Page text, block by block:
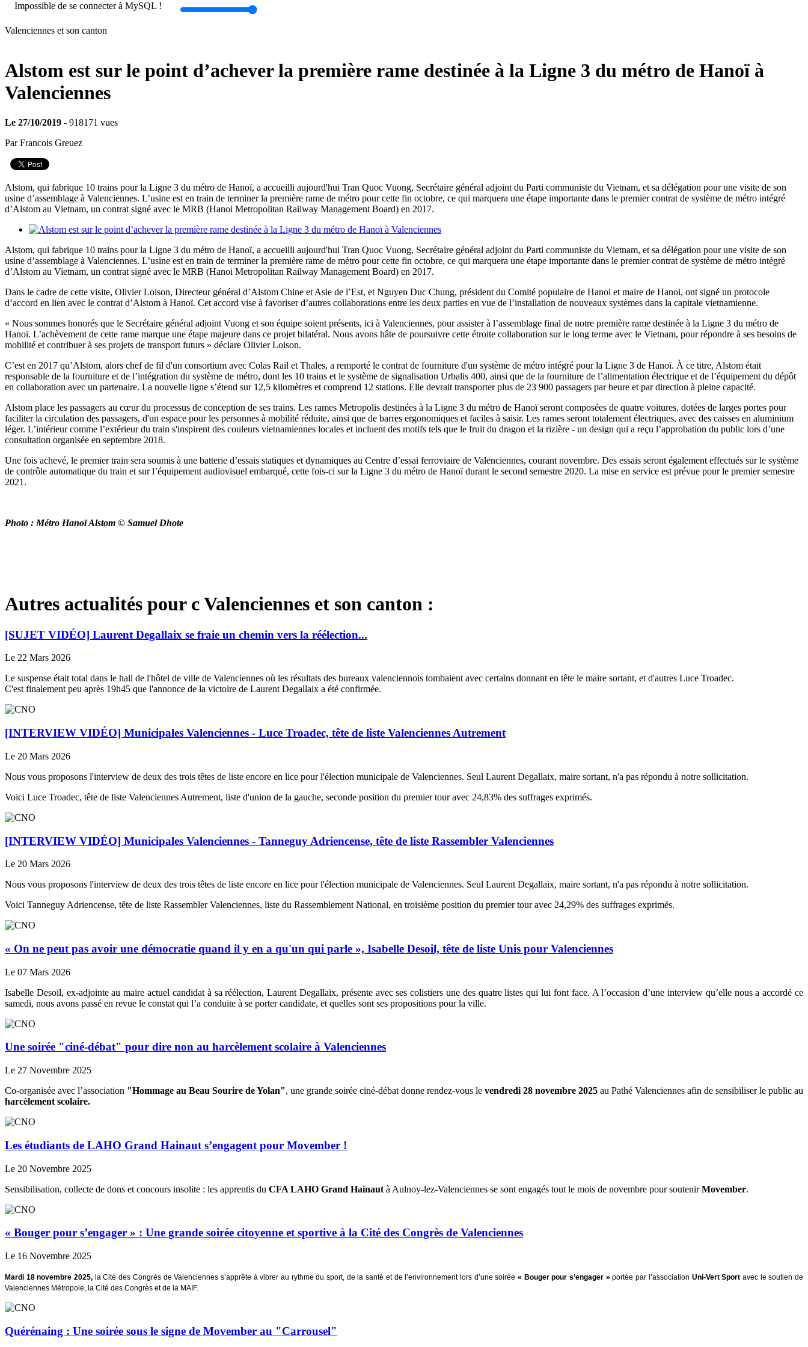
Impossible de se connecter à MySQL !
Valenciennes et son canton
Alstom est sur le point d’achever la première rame destinée à la Ligne 3 du métro de Hanoï à
Valenciennes
Le 27/10/2019 - 918171 vues
Par Francois Greuez
Alstom, qui fabrique 10 trains pour la Ligne 3 du métro de Hanoï, a accueilli aujourd'hui Tran Quoc Vuong, Secrétaire général adjoint du Parti communiste du Vietnam, et sa délégation pour une visite de son
usine d’assemblage à Valenciennes. L’usine est en train de terminer la première rame de métro pour cette fin octobre, ce qui marquera une étape importante dans le premier contrat de système de métro intégré
d’Alstom au Vietnam, un contrat signé avec le MRB (Hanoi Metropolitan Railway Management Board) en 2017.
Alstom, qui fabrique 10 trains pour la Ligne 3 du métro de Hanoï, a accueilli aujourd'hui Tran Quoc Vuong, Secrétaire général adjoint du Parti communiste du Vietnam, et sa délégation pour une visite de son
usine d’assemblage à Valenciennes. L’usine est en train de terminer la première rame de métro pour cette fin octobre, ce qui marquera une étape importante dans le premier contrat de système de métro intégré
d’Alstom au Vietnam, un contrat signé avec le MRB (Hanoi Metropolitan Railway Management Board) en 2017.
Dans le cadre de cette visite, Olivier Loison, Directeur général d’Alstom Chine et Asie de l’Est, et Nguyen Duc Chung, président du Comité populaire de Hanoi et maire de Hanoi, ont signé un protocole
d’accord en lien avec le contrat d’Alstom à Hanoï. Cet accord vise à favoriser d’autres collaborations entre les deux parties en vue de l’installation de nouveaux systèmes dans la capitale vietnamienne.
« Nous sommes honorés que le Secrétaire général adjoint Vuong et son équipe soient présents, ici à Valenciennes, pour assister à l’assemblage final de notre première rame destinée à la Ligne 3 du métro de
Hanoï. L’achèvement de cette rame marque une étape majeure dans ce projet bilatéral. Nous avons hâte de poursuivre cette étroite collaboration sur le long terme avec le Vietnam, pour répondre à ses besoins de
mobilité et contribuer à ses projets de transport futurs » déclare Olivier Loison.
C’est en 2017 qu’Alstom, alors chef de fil d'un consortium avec Colas Rail et Thales, a remporté le contrat de fourniture d'un système de métro intégré pour la Ligne 3 de Hanoï. À ce titre, Alstom était
responsable de la fourniture et de l’intégration du système de métro, dont les 10 trains et le système de signalisation Urbalis 400, ainsi que de la fourniture de l’alimentation électrique et de l’équipement du dépôt
en collaboration avec un partenaire. La nouvelle ligne s’étend sur 12,5 kilomètres et comprend 12 stations. Elle devrait transporter plus de 23 900 passagers par heure et par direction à pleine capacité.
Alstom place les passagers au cœur du processus de conception de ses trains. Les rames Metropolis destinées à la Ligne 3 du métro de Hanoï seront composées de quatre voitures, dotées de larges portes pour
faciliter la circulation des passagers, d'un espace pour les personnes à mobilité réduite, ainsi que de barres ergonomiques et faciles à saisir. Les rames seront totalement électriques, avec des caisses en aluminium
léger. L’intérieur comme l’extérieur du train s'inspirent des couleurs vietnamiennes locales et incluent des motifs tels que le fruit du dragon et la rizière - un design qui a reçu l’approbation du public lors d’une
consultation organisée en septembre 2018.
Une fois achevé, le premier train sera soumis à une batterie d’essais statiques et dynamiques au Centre d’essai ferroviaire de Valenciennes, courant novembre. Des essais seront également effectués sur le système
de contrôle automatique du train et sur l’équipement audiovisuel embarqué, cette fois-ci sur la Ligne 3 du métro de Hanoï durant le second semestre 2020. La mise en service est prévue pour le premier semestre
2021.
Photo : Métro Hanoï Alstom © Samuel Dhote
Autres actualités pour c Valenciennes et son canton :
[SUJET VIDÉO] Laurent Degallaix se fraie un chemin vers la réélection...
Le 22 Mars 2026
Le suspense était total dans le hall de l'hôtel de ville de Valenciennes où les résultats des bureaux valenciennois tombaient avec certains donnant en tête le maire sortant, et d'autres Luce Troadec.
C'est finalement peu après 19h45 que l'annonce de la victoire de Laurent Degallaix a été confirmée.
[INTERVIEW VIDÉO] Municipales Valenciennes - Luce Troadec, tête de liste Valenciennes Autrement
Le 20 Mars 2026
Nous vous proposons l'interview de deux des trois têtes de liste encore en lice pour l'élection municipale de Valenciennes. Seul Laurent Degallaix, maire sortant, n'a pas répondu à notre sollicitation.
Voici Luce Troadec, tête de liste Valenciennes Autrement, liste d'union de la gauche, seconde position du premier tour avec 24,83% des suffrages exprimés.
[INTERVIEW VIDÉO] Municipales Valenciennes - Tanneguy Adriencense, tête de liste Rassembler Valenciennes
Le 20 Mars 2026
Nous vous proposons l'interview de deux des trois têtes de liste encore en lice pour l'élection municipale de Valenciennes. Seul Laurent Degallaix, maire sortant, n'a pas répondu à notre sollicitation.
Voici Tanneguy Adriencense, tête de liste Rassembler Valenciennes, liste du Rassemblement National, en troisième position du premier tour avec 24,29% des suffrages exprimés.
« On ne peut pas avoir une démocratie quand il y en a qu'un qui parle », Isabelle Desoil, tête de liste Unis pour Valenciennes
Le 07 Mars 2026
Isabelle Desoil, ex-adjointe au maire actuel candidat à sa réélection, Laurent Degallaix, présente avec ses colistiers une des quatre listes qui lui font face. A l’occasion d’une interview qu’elle nous a accordé ce
samedi, nous avons passé en revue le constat qui l’a conduite à se porter candidate, et quelles sont ses propositions pour la ville.
Une soirée "ciné-débat" pour dire non au harcèlement scolaire à Valenciennes
Le 27 Novembre 2025
Co-organisée avec l’association "Hommage au Beau Sourire de Yolan", une grande soirée ciné-débat donne rendez-vous le vendredi 28 novembre 2025 au Pathé Valenciennes afin de sensibiliser le public au
harcèlement scolaire.
Les étudiants de LAHO Grand Hainaut s’engagent pour Movember !
Le 20 Novembre 2025
Sensibilisation, collecte de dons et concours insolite : les apprentis du CFA LAHO Grand Hainaut à Aulnoy-lez-Valenciennes se sont engagés tout le mois de novembre pour soutenirMovember.
« Bouger pour s’engager » : Une grande soirée citoyenne et sportive à la Cité des Congrès de Valenciennes
Le 16 Novembre 2025
Mardi 18 novembre 2025, la Cité des Congrès de Valenciennes s’apprête à vibrer au rythme du sport, de la santé et de l’environnement lors d’une soirée« Bouger pour s’engager » portée par l’association Uni-Vert Sport avec le soutien de
Valenciennes Métropole, la Cité des Congrès et de la MAIF.
Quérénaing : Une soirée sous le signe de Movember au "Carrousel"